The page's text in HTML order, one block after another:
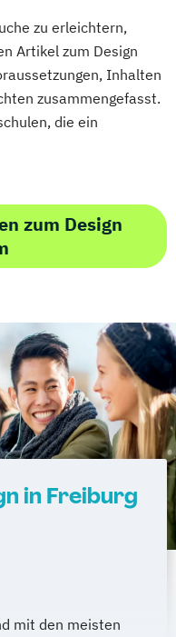
zu erleichtern,
Artikel zum Design
Inhalten
zusammengefasst.
die ein
zum Design
in Freiburg
mit den meisten